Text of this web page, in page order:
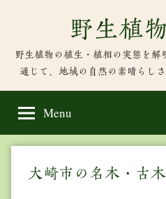
content
野生植
野生植物の植生・植相の実態を解
通じて、地域の自然の素晴らし
Menu
大崎市の名木・古木